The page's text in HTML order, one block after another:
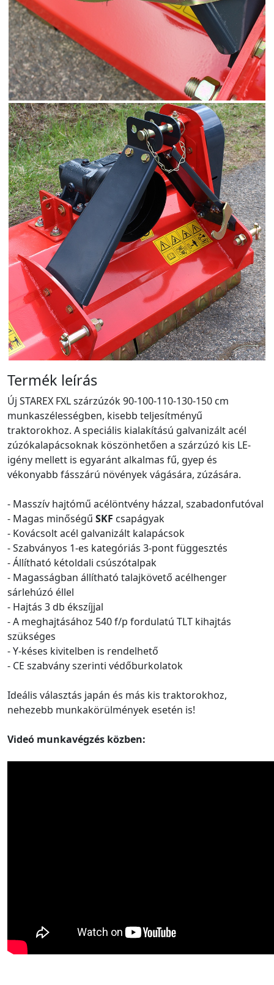
Termék leírás
Új STAREX FXL szárzúzók 90-100-110-130-150 cm
munkaszélességben, kisebb teljesítményű
traktorokhoz. A speciális kialakítású galvanizált acél
zúzókalapácsoknak köszönhetően a szárzúzó kis LE-
igény mellett is egyaránt alkalmas fű, gyep és
vékonyabb fásszárú növények vágására, zúzására.
- Masszív hajtómű acélöntvény házzal, szabadonfutóval
- Magas minőségű SKF csapágyak
- Kovácsolt acél galvanizált kalapácsok
- Szabványos 1-es kategóriás 3-pont függesztés
- Állítható kétoldali csúszótalpak
- Magasságban állítható talajkövető acélhenger
sárlehúzó éllel
- Hajtás 3 db ékszíjjal
- A meghajtásához 540 f/p fordulatú TLT kihajtás
szükséges
- Y-késes kivitelben is rendelhető
- CE szabvány szerinti védőburkolatok
Ideális választás japán és más kis traktorokhoz,
nehezebb munkakörülmények esetén is!
Videó munkavégzés közben: